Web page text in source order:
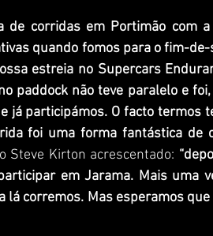
de corridas em Portimão com
quando fomos para o fim-
estreia no Supercars
paddock não teve paralelo e
já participámos. O facto termos
foi uma forma fantástica de
Steve Kirton acrescentado:
em Jarama. Mais uma
lá corremos. Mas esperamos